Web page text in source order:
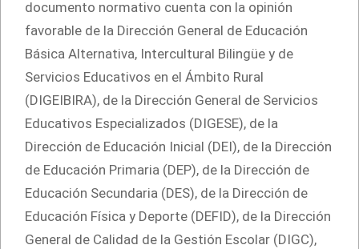
documento normativo cuenta con la opinión
favorable de la Dirección General de Educación
Básica Alternativa, Intercultural Bilingüe y de
Servicios Educativos en el Ámbito Rural
(DIGEIBIRA), de la Dirección General de Servicios
Educativos Especializados (DIGESE), de la
Dirección de Educación Inicial (DEI), de la Dirección
de Educación Primaria (DEP), de la Dirección de
Educación Secundaria (DES), de la Dirección de
Educación Física y Deporte (DEFID), de la Dirección
General de Calidad de la Gestión Escolar (DIGC),